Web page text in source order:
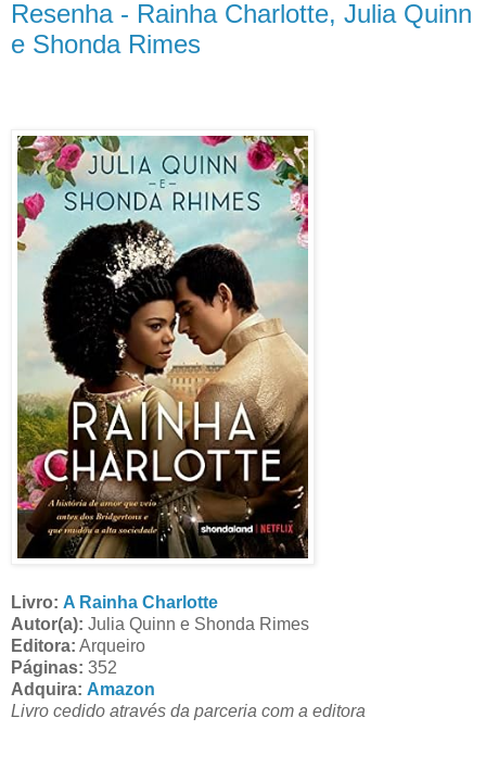
Resenha - Rainha Charlotte, Julia Quinn
e Shonda Rimes
Livro: A Rainha Charlotte
Autor(a): Julia Quinn e Shonda Rimes
Editora: Arqueiro
Páginas: 352
Adquira: Amazon
Livro cedido através da parceria com a editora